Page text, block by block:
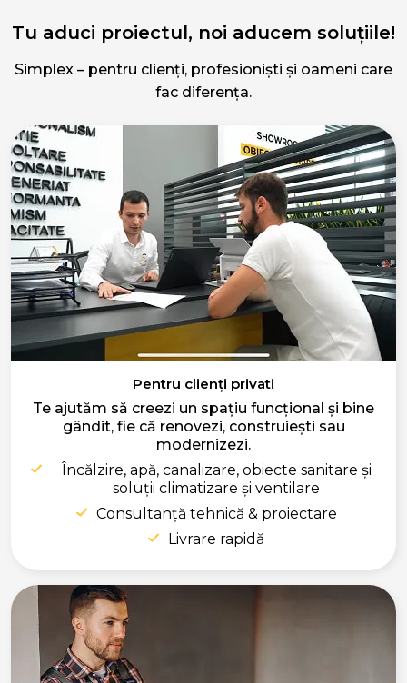
Tu aduci proiectul, noi aducem soluțiile!
Simplex – pentru clienți, profesioniști și oameni care
fac diferența.
Pentru clienți privati
Te ajutăm să creezi un spațiu funcțional și bine
gândit, fie că renovezi, construiești sau
modernizezi.
Încălzire, apă, canalizare, obiecte sanitare și
soluții climatizare și ventilare
Consultanță tehnică & proiectare
Livrare rapidă